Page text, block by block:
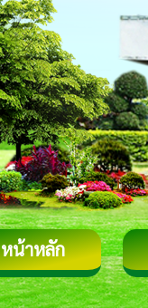
หน้าหลัก